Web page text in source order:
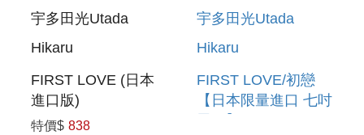
宇多田光Utada
Hikaru
FIRST LOVE (日本
進口版)
特價$ 838
宇多田光Utada
Hikaru
FIRST LOVE/初戀
【日本限量進口 七吋